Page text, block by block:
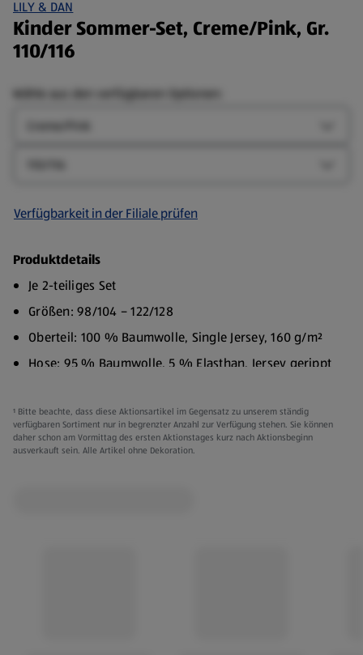
LILY & DAN
Kinder Sommer-Set, Creme/Pink, Gr.
110/116
Wähle aus den verfügbaren Optionen:
Verfügbarkeit in der Filiale prüfen
Produktdetails
Je 2-teiliges Set
Größen: 98/104 – 122/128
Oberteil: 100 % Baumwolle, Single Jersey, 160 g/m²
Hose: 95 % Baumwolle, 5 % Elasthan, Jersey gerippt
Vor dem ersten Tragen waschen
Mit ähnlichen Farben waschen
¹ Bitte beachte, dass diese Aktionsartikel im Gegensatz zu unserem ständig
verfügbaren Sortiment nur in begrenzter Anzahl zur Verfügung stehen. Sie können
daher schon am Vormittag des ersten Aktionstages kurz nach Aktionsbeginn
ausverkauft sein. Alle Artikel ohne Dekoration.